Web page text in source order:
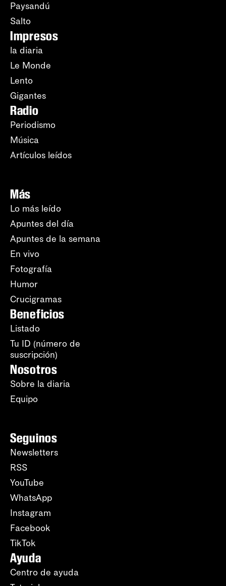
Paysandú
Salto
Impresos
la diaria
Le Monde
Lento
Gigantes
Radio
Periodismo
Música
Artículos leídos
Más
Lo más leído
Apuntes del día
Apuntes de la semana
En vivo
Fotografía
Humor
Crucigramas
Beneficios
Listado
Tu ID (número de
suscripción)
Nosotros
Sobre la diaria
Equipo
Seguinos
Newsletters
RSS
YouTube
WhatsApp
Instagram
Facebook
TikTok
Ayuda
Centro de ayuda